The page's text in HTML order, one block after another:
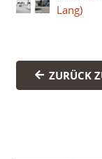
Lang)
ZURÜCK